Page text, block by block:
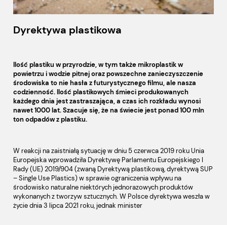
Dyrektywa plastikowa
Ilość plastiku w przyrodzie, w tym także mikroplastik w
powietrzu i wodzie pitnej oraz powszechne zanieczyszczenie
środowiska to nie hasła z futurystycznego filmu, ale nasza
codzienność. Ilość plastikowych śmieci produkowanych
każdego dnia jest zastraszająca, a czas ich rozkładu wynosi
nawet 1000 lat. Szacuje się, że na świecie jest ponad 100 mln
ton odpadów z plastiku.
W reakcji na zaistniałą sytuację w dniu 5 czerwca 2019 roku Unia
Europejska wprowadziła Dyrektywę Parlamentu Europejskiego I
Rady (UE) 2019/904 (zwaną Dyrektywą plastikową, dyrektywą SUP
– Single Use Plastics) w sprawie ograniczenia wpływu na
środowisko naturalne niektórych jednorazowych produktów
wykonanych z tworzyw sztucznych. W Polsce dyrektywa weszła w
życie dnia 3 lipca 2021 roku, jednak minister